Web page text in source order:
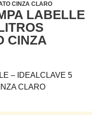
CINZA CLARO
LABELLE
CINZA
– IDEALCLAVE 5
CLARO